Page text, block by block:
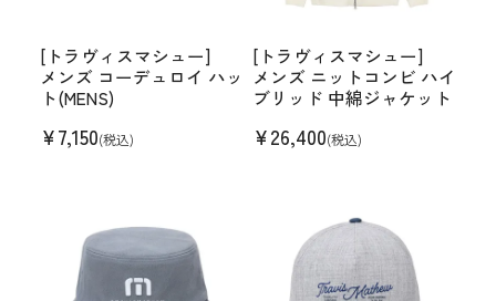
[トラヴィスマシュー]
メンズ コーデュロイ ハッ
ト(MENS)
¥7,150(税込)
[トラヴィスマシュー]
メンズ ニットコンビ ハイ
ブリッド 中綿ジャケット
¥26,400(税込)